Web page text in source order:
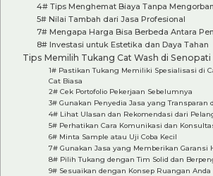
4# Tips Menghemat Biaya Tanpa
5# Nilai Tambah dari Jasa Profesional
7# Mengapa Harga Bisa Berbeda Antara
8# Investasi untuk Estetika dan Daya Tahan
Tips Memilih Tukang Cat Wash di Senopati
1# Pastikan Tukang Memiliki Spesialisasi di
Cat Biasa
2# Cek Portofolio Pekerjaan Sebelumnya
3# Gunakan Penyedia Jasa yang Transparan
4# Lihat Ulasan dan Rekomendasi dari
5# Perhatikan Cara Komunikasi dan
6# Minta Sample atau Uji Coba Kecil
7# Gunakan Jasa yang Memberikan Garansi
8# Pilih Tukang dengan Tim Solid dan
9# Sesuaikan dengan Konsep Ruangan Anda